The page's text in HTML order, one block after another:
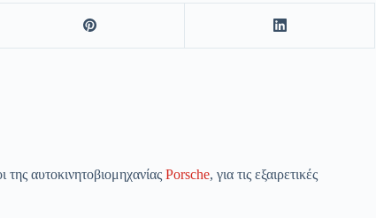
αυτοκινητοβιομηχανίας Porsche, για τις εξαιρετικές